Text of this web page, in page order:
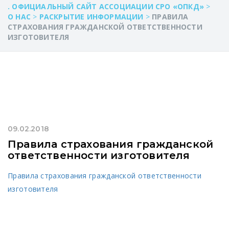
. ОФИЦИАЛЬНЫЙ САЙТ АССОЦИАЦИИ СРО «ОПКД» >
О НАС > РАСКРЫТИЕ ИНФОРМАЦИИ > ПРАВИЛА
СТРАХОВАНИЯ ГРАЖДАНСКОЙ ОТВЕТСТВЕННОСТИ
ИЗГОТОВИТЕЛЯ
09.02.2018
Правила страхования гражданской
ответственности изготовителя
Правила страхования гражданской ответственности
изготовителя